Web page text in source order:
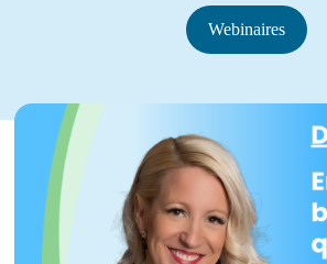
Webinaires